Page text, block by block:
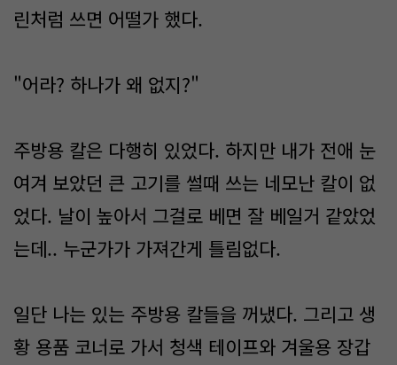
린처럼 쓰면 어떨가 했다.
"어라? 하나가 왜 없지?"
주방용 칼은 다행히 있었다. 하지만 내가 전애 눈
여겨 보았던 큰 고기를 썰때 쓰는 네모난 칼이 없
었다. 날이 높아서 그걸로 베면 잘 베일거 같았었
는데.. 누군가가 가져간게 틀림없다.
일단 나는 있는 주방용 칼들을 꺼냈다. 그리고 생
황 용품 코너로 가서 청색 테이프와 겨울용 장갑